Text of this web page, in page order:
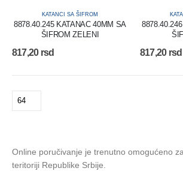
KATANCI SA ŠIFROM
8878.40.245 KATANAC 40MM SA
ŠIFROM ZELENI
817,20 rsd 817,20 rsd
Online poručivanje je trenutno omogućeno
teritoriji Republike Srbije.